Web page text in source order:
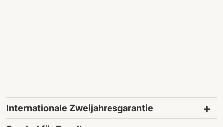
Internationale Zweijahresgarantie